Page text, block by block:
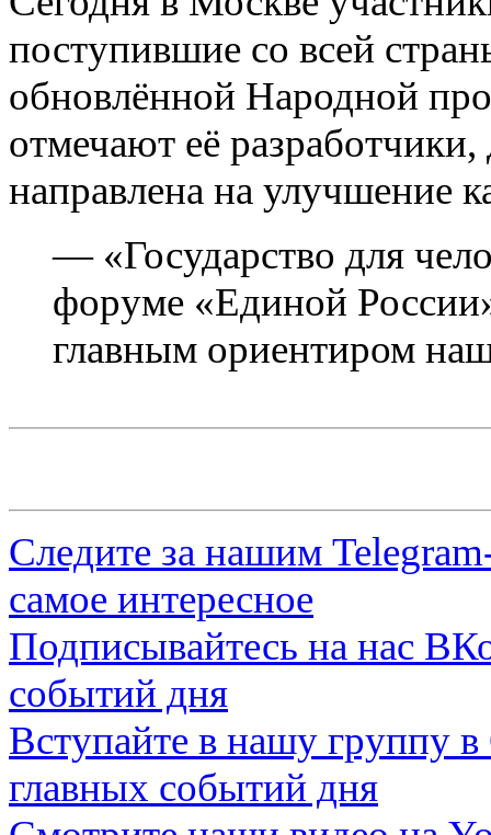
поступившие со всей
обновлённой Народной
отмечают её
направлена на улучшение
— «Государство для
форуме «Единой
главным ориентиром
Следите за нашим
самое интересное
Подписывайтесь на нас
событий дня
Вступайте в нашу группу в
главных событий дня